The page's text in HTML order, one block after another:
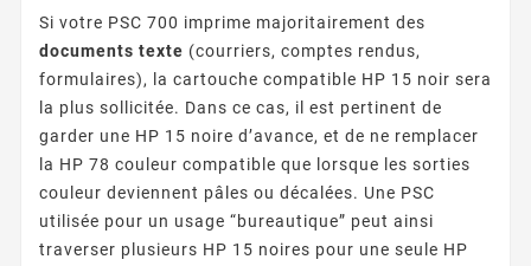
Si votre PSC 700 imprime majoritairement des
documents texte (courriers, comptes rendus,
formulaires), la cartouche compatible HP 15 noir sera
la plus sollicitée. Dans ce cas, il est pertinent de
garder une HP 15 noire d’avance, et de ne remplacer
la HP 78 couleur compatible que lorsque les sorties
couleur deviennent pâles ou décalées. Une PSC
utilisée pour un usage “bureautique” peut ainsi
traverser plusieurs HP 15 noires pour une seule HP